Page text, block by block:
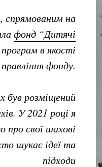
спрямованим на
фонд “Дитячі
в якості
фонду.
був розміщений
У 2021 році я
про свої шахові
шукає ідеї та
підходи